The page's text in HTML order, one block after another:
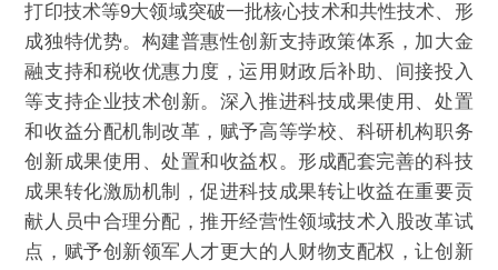
打印技术等9大领域突破一批核心技术和共性技术、形
成独特优势。构建普惠性创新支持政策体系，加大金
融支持和税收优惠力度，运用财政后补助、间接投入
等支持企业技术创新。深入推进科技成果使用、处置
和收益分配机制改革，赋予高等学校、科研机构职务
创新成果使用、处置和收益权。形成配套完善的科技
成果转化激励机制，促进科技成果转让收益在重要贡
献人员中合理分配，推开经营性领域技术入股改革试
点，赋予创新领军人才更大的人财物支配权，让创新